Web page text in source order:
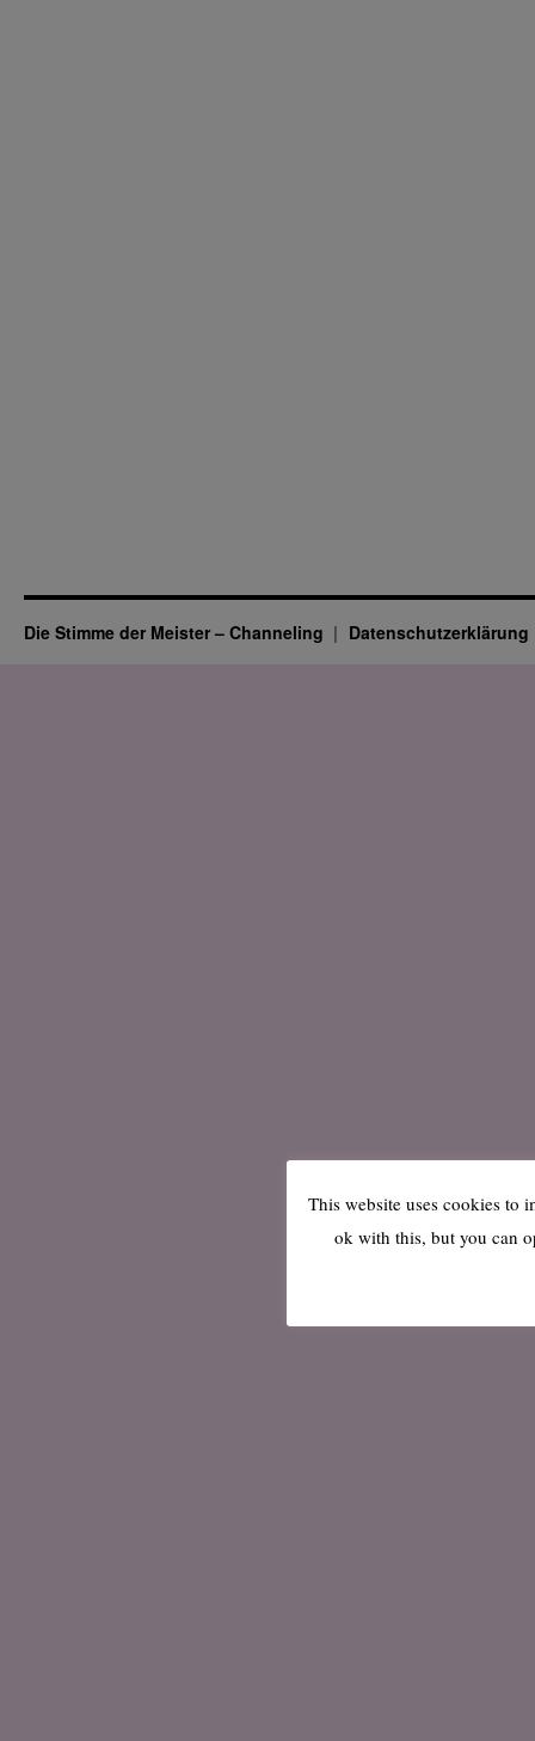
Die Stimme der Meister – Channeling Datenschutz­erklärung
This website uses cookies to
ok with this, but you can